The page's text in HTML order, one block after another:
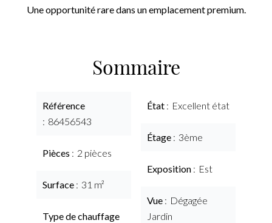
Une opportunité rare dans un emplacement premium.
Sommaire
Référence
86456543
Pièces 2 pièces
Surface 31 m²
Type de chauffage
État Excellent état
Étage 3ème
Exposition Est
Vue
Dégagée
Jardin